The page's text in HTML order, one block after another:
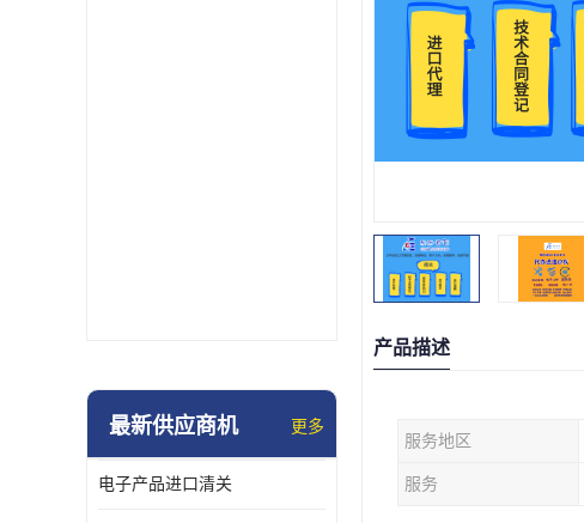
最新供应商机 更多
电子产品进口清关
产品描述
服务地区
服务